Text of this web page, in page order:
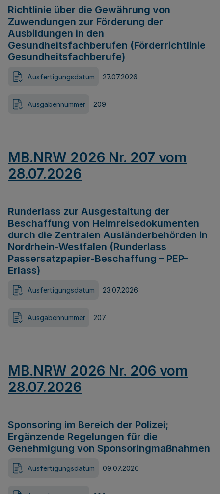
Richtlinie über die Gewährung von
Zuwendungen zur Förderung der
Ausbildungen in den
Gesundheitsfachberufen (Förderrichtlinie
Gesundheitsfachberufe)
Ausfertigungsdatum 27.07.2026
Ausgabennummer 209
MB.NRW 2026 Nr. 207 vom
28.07.2026
Runderlass zur Ausgestaltung der
Beschaffung von Heimreisedokumenten
durch die Zentralen Ausländerbehörden in
Nordrhein-Westfalen (Runderlass
Passersatzpapier-Beschaffung – PEP-
Erlass)
Ausfertigungsdatum 23.07.2026
Ausgabennummer 207
MB.NRW 2026 Nr. 206 vom
28.07.2026
Sponsoring im Bereich der Polizei;
Ergänzende Regelungen für die
Genehmigung von Sponsoringmaßnahmen
Ausfertigungsdatum 09.07.2026